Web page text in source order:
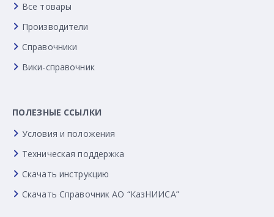
Все товары
Производители
Справочники
Вики-справочник
ПОЛЕЗНЫЕ ССЫЛКИ
Условия и положения
Техническая поддержка
Скачать инструкцию
Скачать Справочник АО “КазНИИСА”